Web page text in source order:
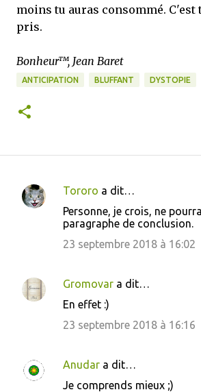
moins tu auras consommé. C'est
pris.
Bonheur™, Jean Baret
ANTICIPATION BLUFFANT DYSTOPIE
C
e
n
r
Tororo a dit…
Personne, je crois, ne
paragraphe de conclusion.
23 septembre 2018 à 16:02
Gromovar a dit…
En effet :)
23 septembre 2018 à 16:16
Anudar a dit…
Je comprends mieux ;)